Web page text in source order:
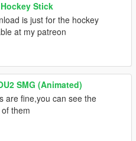
Stick
is just for the hockey
at my patreon
SMG (Animated)
are fine,you can see the
them